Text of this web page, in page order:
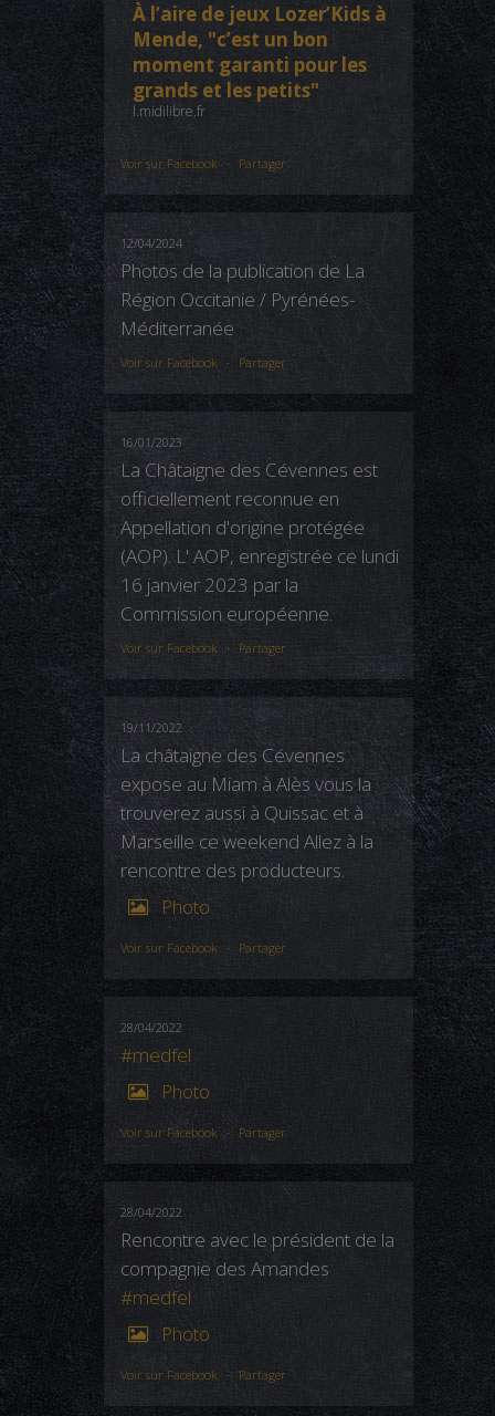
À l’aire de jeux Lozer’Kids à
Mende, "c’est un bon
moment garanti pour les
grands et les petits"
l.midilibre.fr
Voir sur Facebook · Partager
12/04/2024
Photos de la publication de La
Région Occitanie / Pyrénées-
Méditerranée
Voir sur Facebook · Partager
16/01/2023
La Châtaigne des Cévennes est
officiellement reconnue en
Appellation d'origine protégée
(AOP). L' AOP, enregistrée ce lundi
16 janvier 2023 par la
Commission européenne.
Voir sur Facebook · Partager
19/11/2022
La châtaigne des Cévennes
expose au Miam à Alès vous la
trouverez aussi à Quissac et à
Marseille ce weekend Allez à la
rencontre des producteurs.
Photo
Voir sur Facebook · Partager
28/04/2022
#medfel
Photo
Voir sur Facebook · Partager
28/04/2022
Rencontre avec le président de la
compagnie des Amandes
#medfel
Photo
Voir sur Facebook · Partager